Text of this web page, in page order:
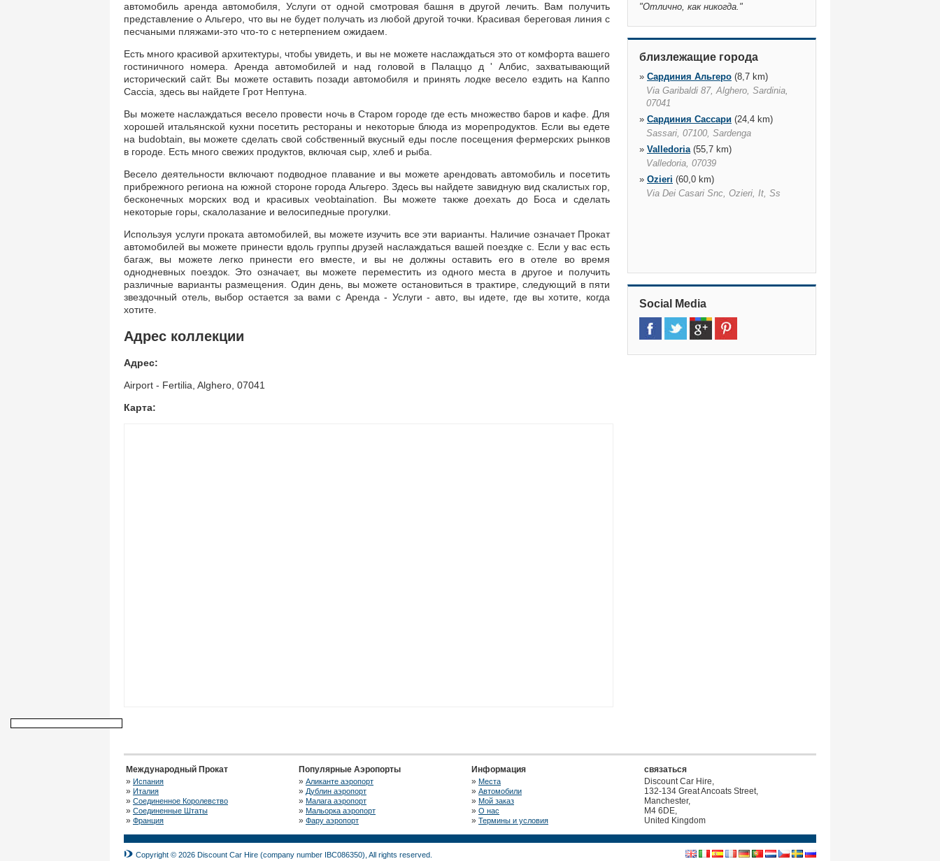
автомобиль аренда автомобиля, Услуги от одной смотровая башня в другой лечить. Вам получить
представление о Альгеро, что вы не будет получать из любой другой точки. Красивая береговая линия с
песчаными пляжами-это что-то с нетерпением ожидаем.
Есть много красивой архитектуры, чтобы увидеть, и вы не можете наслаждаться это от комфорта вашего
гостиничного номера. Аренда автомобилей и над головой в Палаццо д ' Албис, захватывающий
исторический сайт. Вы можете оставить позади автомобиля и принять лодке весело ездить на Каппо
Caccia, здесь вы найдете Грот Нептуна.
Вы можете наслаждаться весело провести ночь в Старом городе где есть множество баров и кафе. Для
хорошей итальянской кухни посетить рестораны и некоторые блюда из морепродуктов. Если вы едете
на budobtain, вы можете сделать свой собственный вкусный еды после посещения фермерских рынков
в городе. Есть много свежих продуктов, включая сыр, хлеб и рыба.
Весело деятельности включают подводное плавание и вы можете арендовать автомобиль и посетить
прибрежного региона на южной стороне города Альгеро. Здесь вы найдете завидную вид скалистых гор,
бесконечных морских вод и красивых veobtaination. Вы можете также доехать до Боса и сделать
некоторые горы, скалолазание и велосипедные прогулки.
Используя услуги проката автомобилей, вы можете изучить все эти варианты. Наличие означает Прокат
автомобилей вы можете принести вдоль группы друзей наслаждаться вашей поездке с. Если у вас есть
багаж, вы можете легко принести его вместе, и вы не должны оставить его в отеле во время
однодневных поездок. Это означает, вы можете переместить из одного места в другое и получить
различные варианты размещения. Один день, вы можете остановиться в трактире, следующий в пяти
звездочный отель, выбор остается за вами с Аренда - Услуги - авто, вы идете, где вы хотите, когда
хотите.
Адрес коллекции
Адрес:
Airport - Fertilia, Alghero, 07041
Карта:
"Отлично, как никогда. "
близлежащие города
» Сардиния Альгеро (8,7 km)
Via Garibaldi 87, Alghero, Sardinia,
07041
» Сардиния Сассари (24,4 km)
Sassari, 07100, Sardenga
» Valledoria(55,7 km)
Valledoria, 07039
» Ozieri (60,0 km)
Via Dei Casari Snc, Ozieri, It, Ss
Social Media
Международный Прокат
» Испания
» Италия
» Соединенное Королевство
» Соединенные Штаты
» Франция
Популярные Аэропорты
» Аликанте аэропорт
» Дублин аэропорт
» Малага аэропорт
» Мальорка аэропорт
» Фару аэропорт
Информация
» Места
» Автомобили
» Мой заказ
» О нас
» Термины и условия
связаться
Discount Car Hire,
132-134 Great Ancoats Street,
Manchester,
M4 6DE,
United Kingdom
Copyright © 2026 Discount Car Hire (company number IBC086350), All rights reserved.